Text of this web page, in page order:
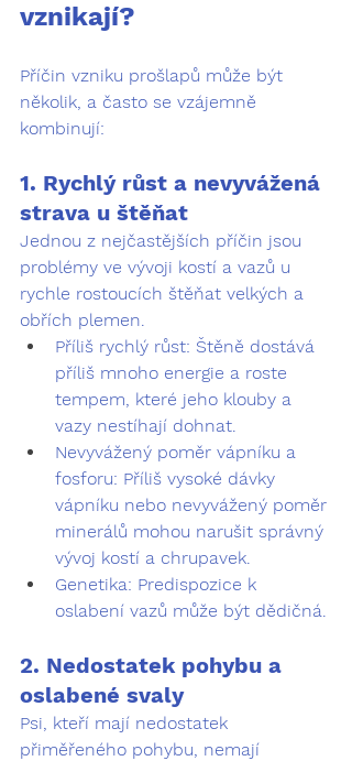
vznikají?
Příčin vzniku prošlapů může být
několik, a často se vzájemně
kombinují:
1. Rychlý růst a nevyvážená
strava u štěňat
Jednou z nejčastějších příčin jsou
problémy ve vývoji kostí a vazů u
rychle rostoucích štěňat velkých a
obřích plemen.
Příliš rychlý růst: Štěně dostává
příliš mnoho energie a roste
tempem, které jeho klouby a
vazy nestíhají dohnat.
Nevyvážený poměr vápníku a
fosforu: Příliš vysoké dávky
vápníku nebo nevyvážený poměr
minerálů mohou narušit správný
vývoj kostí a chrupavek.
Genetika: Predispozice k
oslabení vazů může být dědičná.
2. Nedostatek pohybu a
oslabené svaly
Psi, kteří mají nedostatek
přiměřeného pohybu, nemají